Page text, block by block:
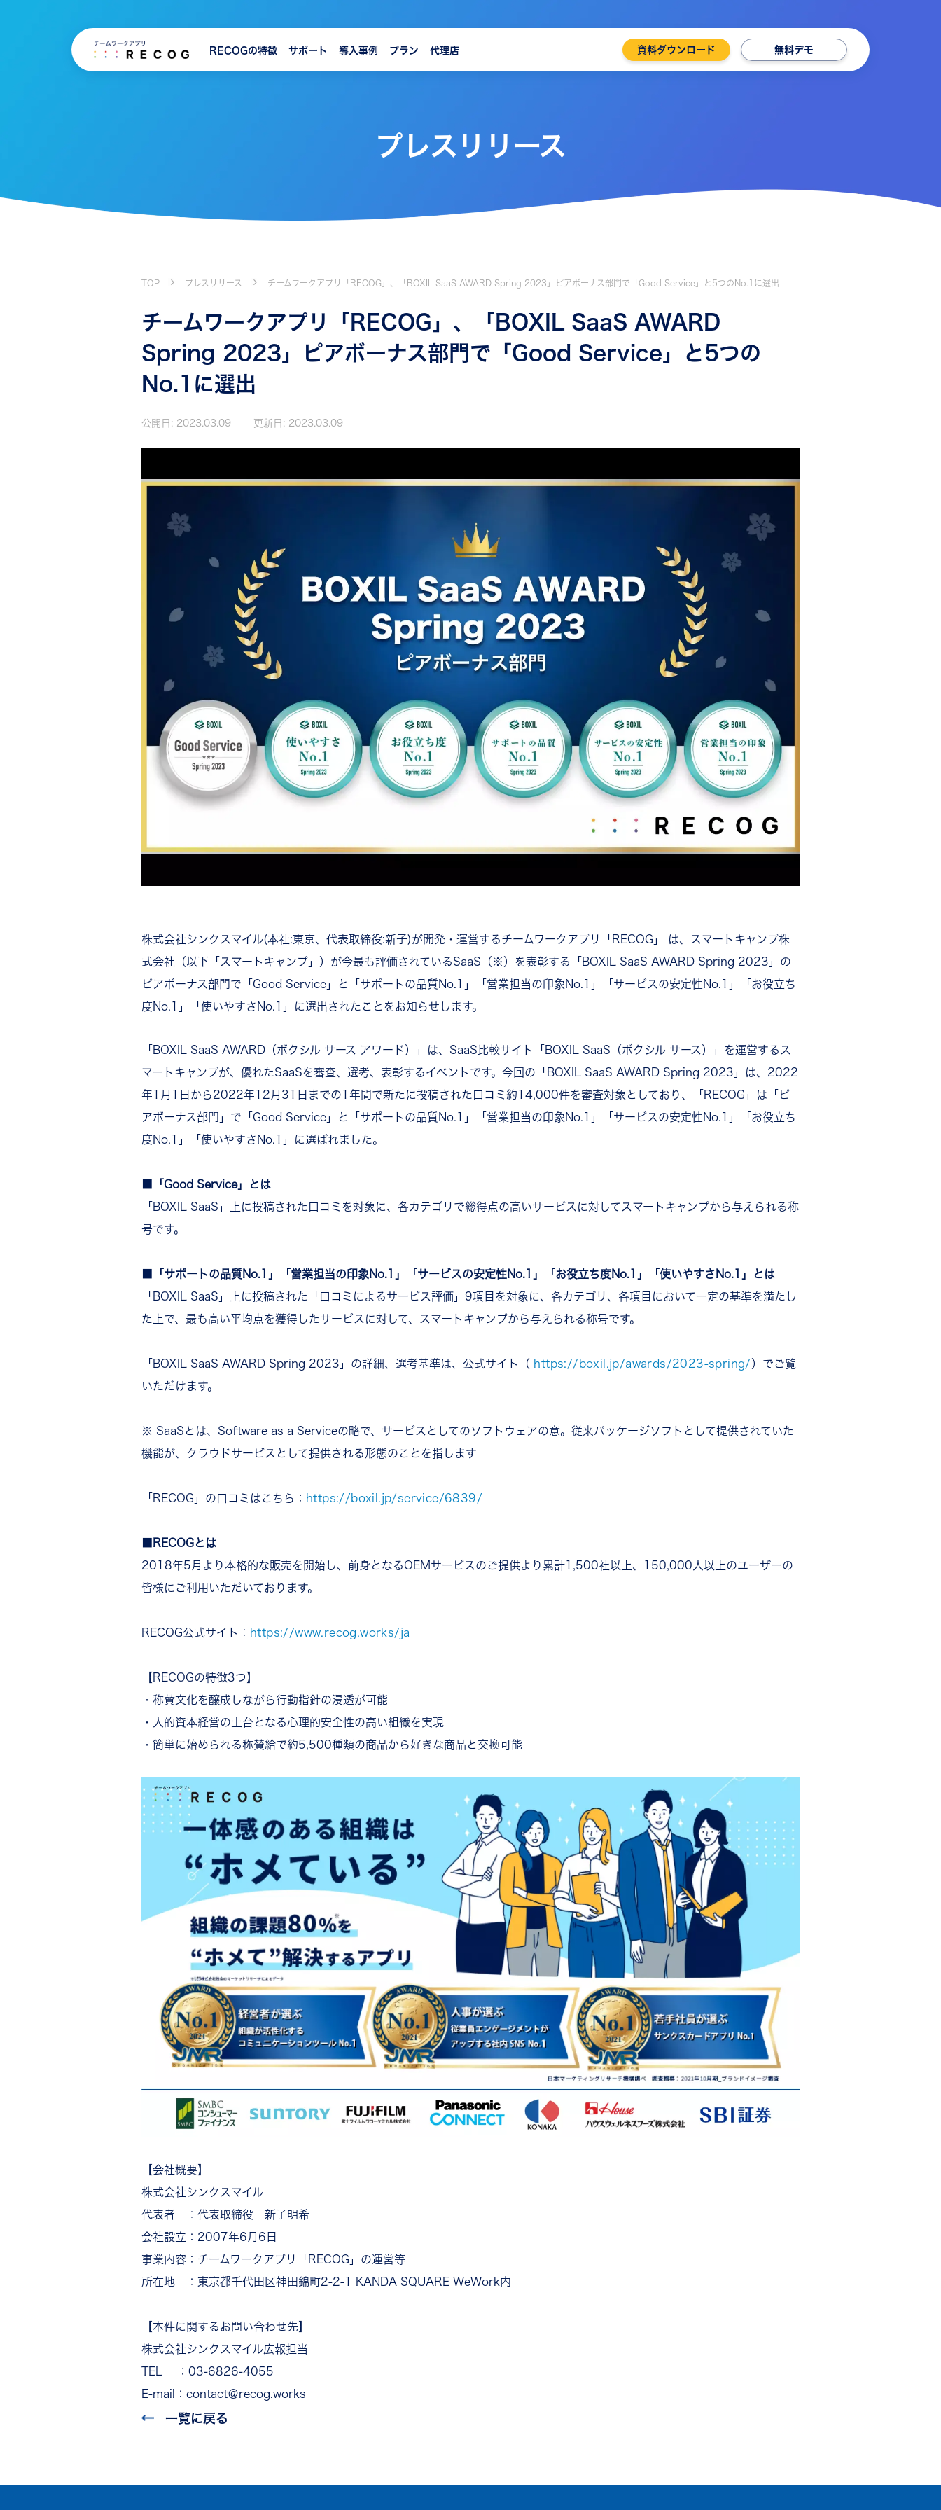
RECOGの特徴 サポート 導入事例 プラン 代理店 資料ダウンロード 無料デモ
プレスリリース
TOP プレスリリース チームワークアプリ「RECOG」、「BOXIL SaaS AWARD Spring 2023」ピアボーナス部門で「Good Service」と5つのNo.1に選出
チームワークアプリ「RECOG」、「BOXIL SaaS AWARD
Spring 2023」ピアボーナス部門で「Good Service」と5つの
No.1に選出
公開日: 2023.03.09 更新日: 2023.03.09
株式会社シンクスマイル(本社:東京、代表取締役:新子)が開発・運営するチームワークアプリ「RECOG」 は、スマートキャンプ株
式会社（以下「スマートキャンプ」）が今最も評価されているSaaS（※）を表彰する「BOXIL SaaS AWARD Spring 2023」の
ピアボーナス部門で「Good Service」と「サポートの品質No.1」「営業担当の印象No.1」「サービスの安定性No.1」「お役立ち
度No.1」「使いやすさNo.1」に選出されたことをお知らせします。
「BOXIL SaaS AWARD（ボクシル サース アワード）」は、SaaS比較サイト「BOXIL SaaS（ボクシル サース）」を運営するス
マートキャンプが、優れたSaaSを審査、選考、表彰するイベントです。今回の「BOXIL SaaS AWARD Spring 2023」は、2022
年1月1日から2022年12月31日までの1年間で新たに投稿された口コミ約14,000件を審査対象としており、「RECOG」は「ピ
アボーナス部門」で「Good Service」と「サポートの品質No.1」「営業担当の印象No.1」「サービスの安定性No.1」「お役立ち
度No.1」「使いやすさNo.1」に選ばれました。
■「Good Service」とは
「BOXIL SaaS」上に投稿された口コミを対象に、各カテゴリで総得点の高いサービスに対してスマートキャンプから与えられる称
号です。
■「サポートの品質No.1」「営業担当の印象No.1」「サービスの安定性No.1」「お役立ち度No.1」「使いやすさNo.1」とは
「BOXIL SaaS」上に投稿された「口コミによるサービス評価」9項目を対象に、各カテゴリ、各項目において一定の基準を満たし
た上で、最も高い平均点を獲得したサービスに対して、スマートキャンプから与えられる称号です。
「BOXIL SaaS AWARD Spring 2023」の詳細、選考基準は、公式サイト（ https://boxil.jp/awards/2023-spring/ ）でご覧
いただけます。
※ SaaSとは、Software as a Serviceの略で、サービスとしてのソフトウェアの意。従来パッケージソフトとして提供されていた
機能が、クラウドサービスとして提供される形態のことを指します
「RECOG」の口コミはこちら： https://boxil.jp/service/6839/
■RECOGとは
2018年5月より本格的な販売を開始し、前身となるOEMサービスのご提供より累計1,500社以上、150,000人以上のユーザーの
皆様にご利用いただいております。
RECOG公式サイト： https://www.recog.works/ja
【RECOGの特徴3つ】
・称賛文化を醸成しながら行動指針の浸透が可能
・人的資本経営の土台となる心理的安全性の高い組織を実現
・簡単に始められる称賛給で約5,500種類の商品から好きな商品と交換可能
【会社概要】
株式会社シンクスマイル
代表者 ：代表取締役 新子明希
会社設立：2007年6月6日
事業内容：チームワークアプリ「RECOG」の運営等
所在地 ：東京都千代田区神田錦町2-2-1 KANDA SQUARE WeWork内
【本件に関するお問い合わせ先】
株式会社シンクスマイル広報担当
TEL ：03-6826-4055
E-mail：contact＠recog.works
一覧に戻る